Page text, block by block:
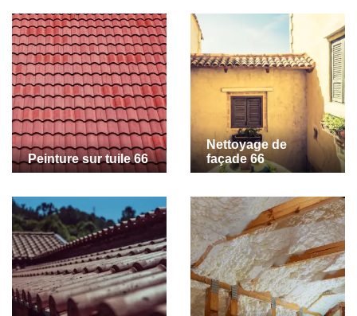
Peinture sur tuile 66
Nettoyage de
façade 66